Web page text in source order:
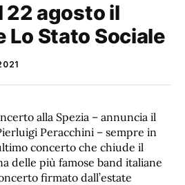
22 agosto il
Lo Stato Sociale
alla Spezia – annuncia il
Peracchini – sempre in
concerto che chiude il
delle più famose band italiane
firmato dall’estate